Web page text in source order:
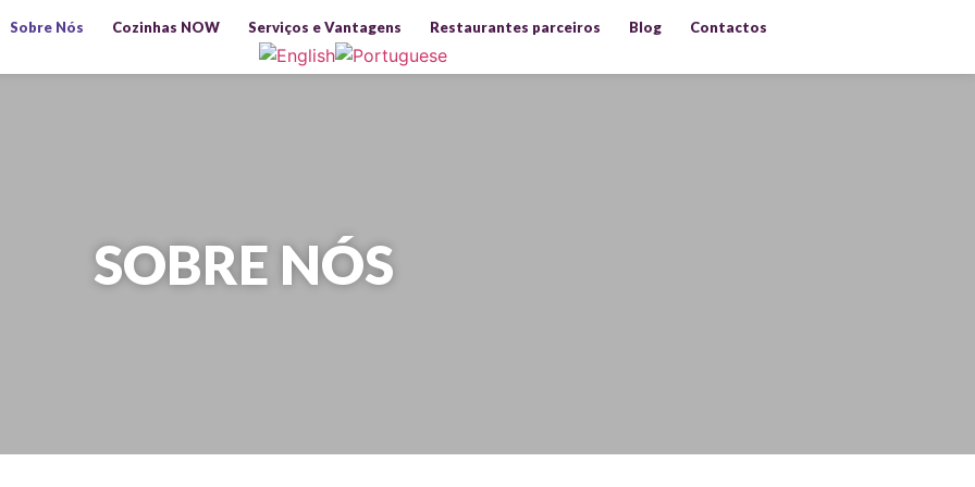
Sobre Nós Cozinhas NOW Serviços e Vantagens Restaurantes parceiros Blog Contactos
SOBRE NÓS